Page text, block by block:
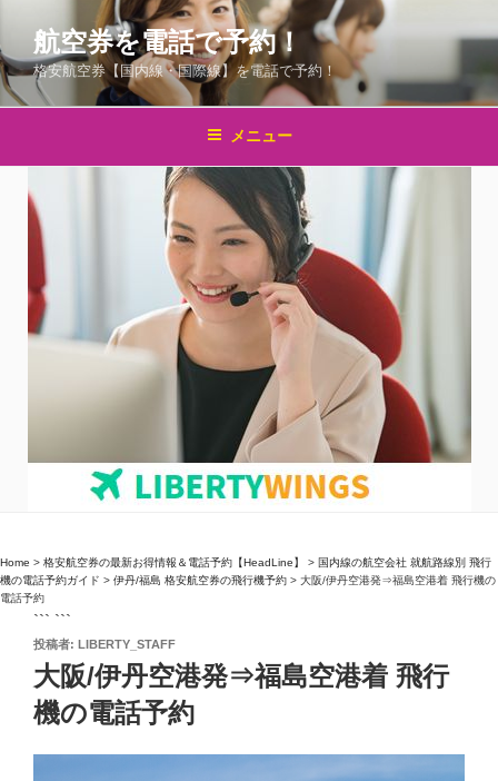
テ
ン
ス
航空券を電話で予約！
格安航空券【国内線・国際線】を電話で予約！
メニュー
Home > 格安航空券の最新お得情報＆電話予約【HeadLine】 > 国内線の航空会社 就航路線別 飛行
機の電話予約ガイド > 伊丹/福島 格安航空券の飛行機予約 > 大阪/伊丹空港発⇒福島空港着 飛行機の
電話予約
``` ```
投
日:
投稿者: LIBERTY_STAFF
大阪/伊丹空港発⇒福島空港着 飛行
機の電話予約